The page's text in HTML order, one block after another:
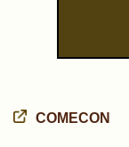
COMECON